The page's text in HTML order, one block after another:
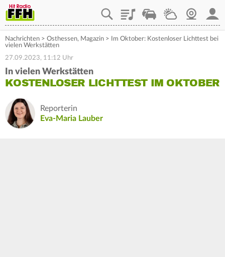
PlaylistStaupilotWetterWebcam
Nachrichten > Osthessen, Magazin >
Im Oktober: Kostenloser Lichttest bei
vielen Werkstätten
27.09.2023, 11:12 Uhr
In vielen Werkstätten
KOSTENLOSER LICHTTEST IM OKTOBER
Reporterin
Eva-Maria Lauber